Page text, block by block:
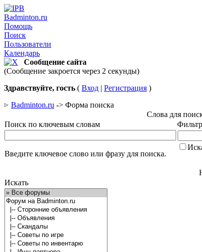
Badminton.ru
Помощь
Поиск
Пользователи
Календарь
Сообщение сайта
(Сообщение закроется через 2 секунды)
Здравствуйте, гость ( Вход | Регистрация )
Badminton.ru -> Форма поиска
Слова для
Поиск по ключевым словам
Введите ключевое слово или фразу для поиска.
Искать